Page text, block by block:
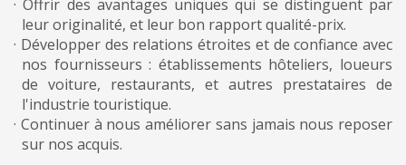
· Offrir des avantages uniques qui se distinguent par
leur originalité, et leur bon rapport qualité-prix.
· Développer des relations étroites et de confiance avec
nos fournisseurs : établissements hôteliers, loueurs
de voiture, restaurants, et autres prestataires de
l'industrie touristique.
· Continuer à nous améliorer sans jamais nous reposer
sur nos acquis.